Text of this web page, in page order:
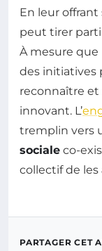
En leur offrant
peut tirer
À mesure
des initiatives
reconnaître et
innovant. L’
tremplin vers
sociale co-
collectif de les
PARTAGER CET